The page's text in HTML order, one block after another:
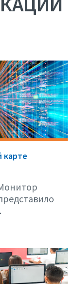
карте